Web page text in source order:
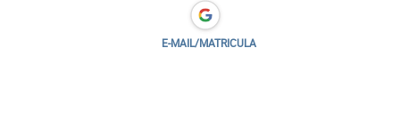
E-MAIL/MATRICULA